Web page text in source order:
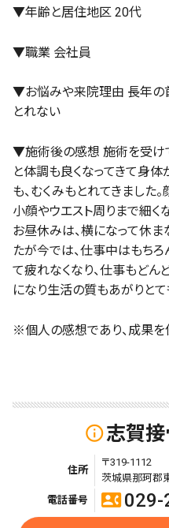
▼年齢と居住地区 20代
▼職業 会社員
▼お悩みや来院理由 長年の
とれない
▼施術後の感想 施術を受け
と体調も良くなってきて身
も、むくみもとれてきました
小顔やウエスト周りまで細く
お昼休みは、横になって休
たが今では、仕事中はもち
て疲れなくなり、仕事もどん
になり生活の質もあがりとて
※個人の感想であり、成果を
info_outline志賀
住所
〒319-1112
茨城県那珂郡
電話番号
contact_phone 029-